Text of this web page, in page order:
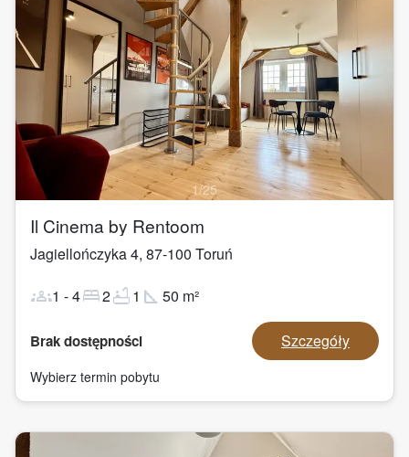
1/25
Il Cinema by Rentoom
Jagiellończyka 4, 87-100 Toruń
groups1 -4bed2bathtub1 square_foot 50 m²
Brak dostępności Szczegóły
Wybierz termin pobytu